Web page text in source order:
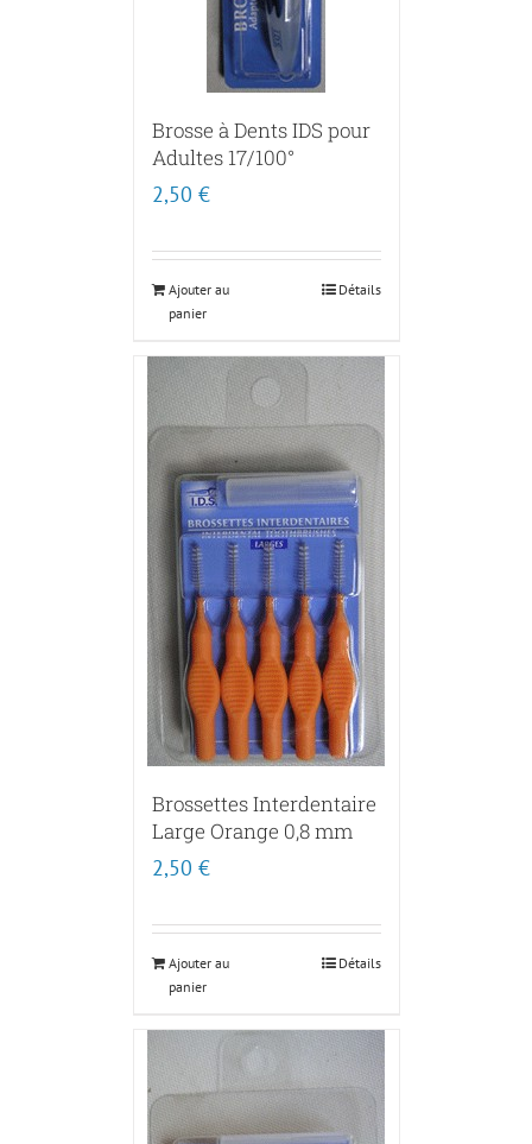
Brosse à Dents IDS pour
Adultes 17/100°
2,50 €
Ajouter au
panier
Détails
Brossettes Interdentaire
Large Orange 0,8 mm
2,50 €
Ajouter au
panier
Détails